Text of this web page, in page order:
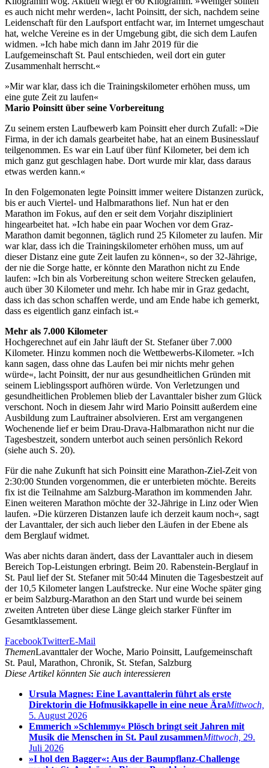
es auch nicht mehr werden«, lacht Poinsitt, der sich, nachdem seine
Leidenschaft für den Laufsport entfacht war, im Internet umgeschaut
hat, welche Vereine es in der Umgebung gibt, die sich dem Laufen
widmen. »Ich habe mich dann im Jahr 2019 für die
Laufgemeinschaft St. Paul entschieden, weil dort ein guter
Zusammenhalt herrscht.«
»Mir war klar, dass ich die Trainingskilometer erhöhen muss, um
eine gute Zeit zu laufen«
Mario Poinsitt über seine Vorbereitung
Zu seinem ersten Laufbewerb kam Poinsitt eher durch Zufall: »Die
Firma, in der ich damals gearbeitet habe, hat an einem Businesslauf
teilgenommen. Es war ein Lauf über fünf Kilometer, bei dem ich
mich ganz gut geschlagen habe. Dort wurde mir klar, dass daraus
etwas werden kann.«
In den Folgemonaten legte Poinsitt immer weitere Distanzen zurück,
bis er auch Viertel- und Halbmarathons lief. Nun hat er den
Marathon im Fokus, auf den er seit dem Vorjahr diszipliniert
hingearbeitet hat. »Ich habe ein paar Wochen vor dem Graz-
Marathon damit begonnen, täglich rund 25 Kilometer zu laufen. Mir
war klar, dass ich die Trainingskilometer erhöhen muss, um auf
dieser Distanz eine gute Zeit laufen zu können«, so der 32-Jährige,
der nie die Sorge hatte, er könnte den Marathon nicht zu Ende
laufen: »Ich bin als Vorbereitung schon weitere Strecken gelaufen,
auch über 30 Kilometer und mehr. Ich habe mir in Graz gedacht,
dass ich das schon schaffen werde, und am Ende habe ich gemerkt,
dass es eigentlich ganz einfach ist.«
Mehr als 7.000 Kilometer
Hochgerechnet auf ein Jahr läuft der St. Stefaner über 7.000
Kilometer. Hinzu kommen noch die Wettbewerbs-Kilometer. »Ich
kann sagen, dass ohne das Laufen bei mir nichts mehr gehen
würde«, lacht Poinsitt, der nur aus gesundheitlichen Gründen mit
seinem Lieblingssport aufhören würde. Von Verletzungen und
gesundheitlichen Problemen blieb der Lavanttaler bisher zum Glück
verschont. Noch in diesem Jahr wird Mario Poinsitt außerdem eine
Ausbildung zum Lauftrainer absolvieren. Erst am vergangenen
Wochenende lief er beim Drau-Drava-Halbmarathon nicht nur die
Tagesbestzeit, sondern unterbot auch seinen persönlich Rekord
(siehe auch S. 20).
Für die nahe Zukunft hat sich Poinsitt eine Marathon-Ziel-Zeit von
2:30:00 Stunden vorgenommen, die er unterbieten möchte. Bereits
fix ist die Teilnahme am Salzburg-Marathon im kommenden Jahr.
Einen weiteren Marathon möchte der 32-Jährige in Linz oder Wien
laufen. »Die kürzeren Distanzen laufe ich derzeit kaum noch«, sagt
der Lavanttaler, der sich auch lieber den Läufen in der Ebene als
dem Berglauf widmet.
Was aber nichts daran ändert, dass der Lavanttaler auch in diesem
Bereich Top-Leistungen erbringt. Beim 20. Rabenstein-Berglauf in
St. Paul lief der St. Stefaner mit 50:44 Minuten die Tagesbestzeit auf
der 10,5 Kilometer langen Laufstrecke. Nur eine Woche später ging
er beim Salzburg-Marathon an den Start und wurde bei seinem
zweiten Antreten über diese Länge gleich starker Fünfter im
Gesamtklassement.
FacebookTwitterE-Mail
ThemenLavanttaler der Woche, Mario Poinsitt, Laufgemeinschaft
St. Paul, Marathon, Chronik, St. Stefan, Salzburg
Diese Artikel könnten Sie auch interessieren
Ursula Magnes: Eine Lavanttalerin führt als erste
Direktorin die Hofmusikkapelle in eine neue ÄraMittwoch,
5. August 2026
Emmerich »Schlemmy« Plösch bringt seit Jahren mit
Musik die Menschen in St. Paul zusammenMittwoch, 29.
Juli 2026
»I hol den Bagger«: Aus der Baumpflanz-Challenge